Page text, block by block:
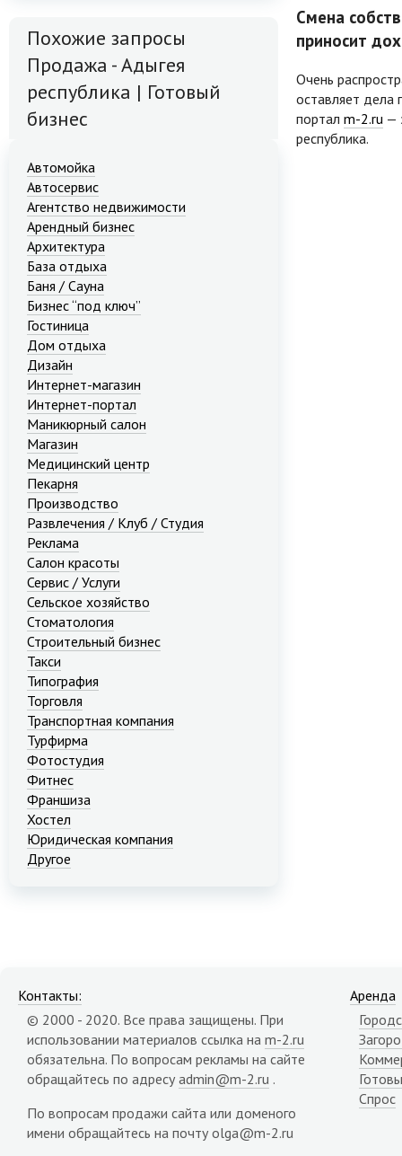
Похожие запросы
Продажа - Адыгея
республика | Готовый
бизнес
Автомойка
Автосервис
Агентство недвижимости
Арендный бизнес
Архитектура
База отдыха
Баня / Сауна
Бизнес “под ключ”
Гостиница
Дом отдыха
Дизайн
Интернет-магазин
Интернет-портал
Маникюрный салон
Магазин
Медицинский центр
Пекарня
Производство
Развлечения / Клуб / Студия
Реклама
Салон красоты
Сервис / Услуги
Сельское хозяйство
Стоматология
Строительный бизнес
Такси
Типография
Торговля
Транспортная компания
Турфирма
Фотостудия
Фитнес
Франшиза
Хостел
Юридическая компания
Другое
Смена
приносит
Очень
оставляет дела
портал m-2.ru —
республика.
Контакты:
© 2000 - 2020. Все права защищены. При
использовании материалов ссылка на m-2.ru
обязательна. По вопросам рекламы на сайте
обращайтесь по адресу admin@m-2.ru .
По вопросам продажи сайта или доменого
имени обращайтесь на почту olga@m-2.ru
Аренда
Спрос